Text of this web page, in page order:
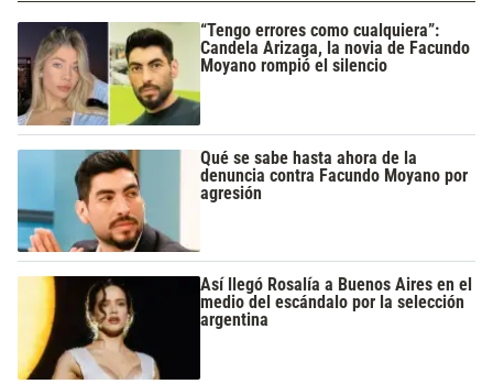
“Tengo errores como cualquiera”:
Candela Arizaga, la novia de Facundo
Moyano rompió el silencio
Qué se sabe hasta ahora de la
denuncia contra Facundo Moyano por
agresión
Así llegó Rosalía a Buenos Aires en el
medio del escándalo por la selección
argentina